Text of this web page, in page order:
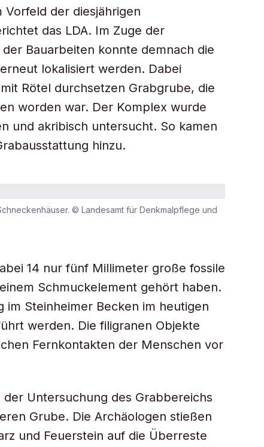
der diesjährigen
das LDA. Im Zuge der
Bauarbeiten konnte demnach die
lokalisiert werden. Dabei
Rötel durchsetzen Grabgrube, die
worden war. Der Komplex wurde
und akribisch untersucht. So kamen
hinzu.
© Landesamt für Denkmalpflege und
14 nur fünf Millimeter große fossile
Schmuckelement gehört haben.
im Steinheimer Becken im heutigen
werden. Die filigranen Objekte
Fernkontakten der Menschen vor
Untersuchung des Grabbereichs
Grube. Die Archäologen stießen
und Feuerstein auf die Überreste